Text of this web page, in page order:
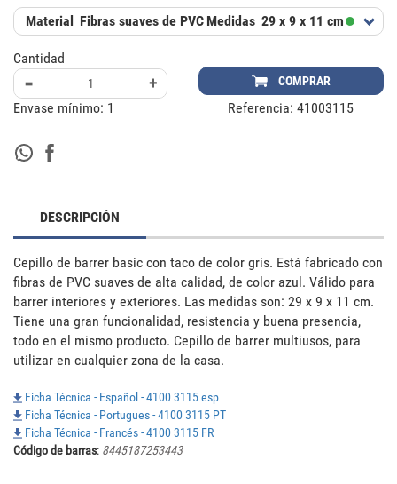
Material Fibras suaves de PVC Medidas 29 x 9 x 11 cm
Cantidad
- + COMPRAR
Envase mínimo: 1 Referencia:41003115
DESCRIPCIÓN
Cepillo de barrer basic con taco de color gris. Está fabricado con
fibras de PVC suaves de alta calidad, de color azul. Válido para
barrer interiores y exteriores. Las medidas son: 29 x 9 x 11 cm.
Tiene una gran funcionalidad, resistencia y buena presencia,
todo en el mismo producto. Cepillo de barrer multiusos, para
utilizar en cualquier zona de la casa.
Ficha Técnica - Español - 4100 3115 esp
Ficha Técnica - Portugues - 4100 3115 PT
Ficha Técnica - Francés - 4100 3115 FR
Código de barras: 8445187253443